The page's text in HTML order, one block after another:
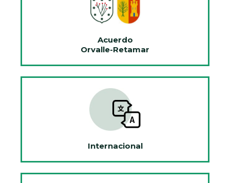
Acuerdo
Orvalle-Retamar
Internacional